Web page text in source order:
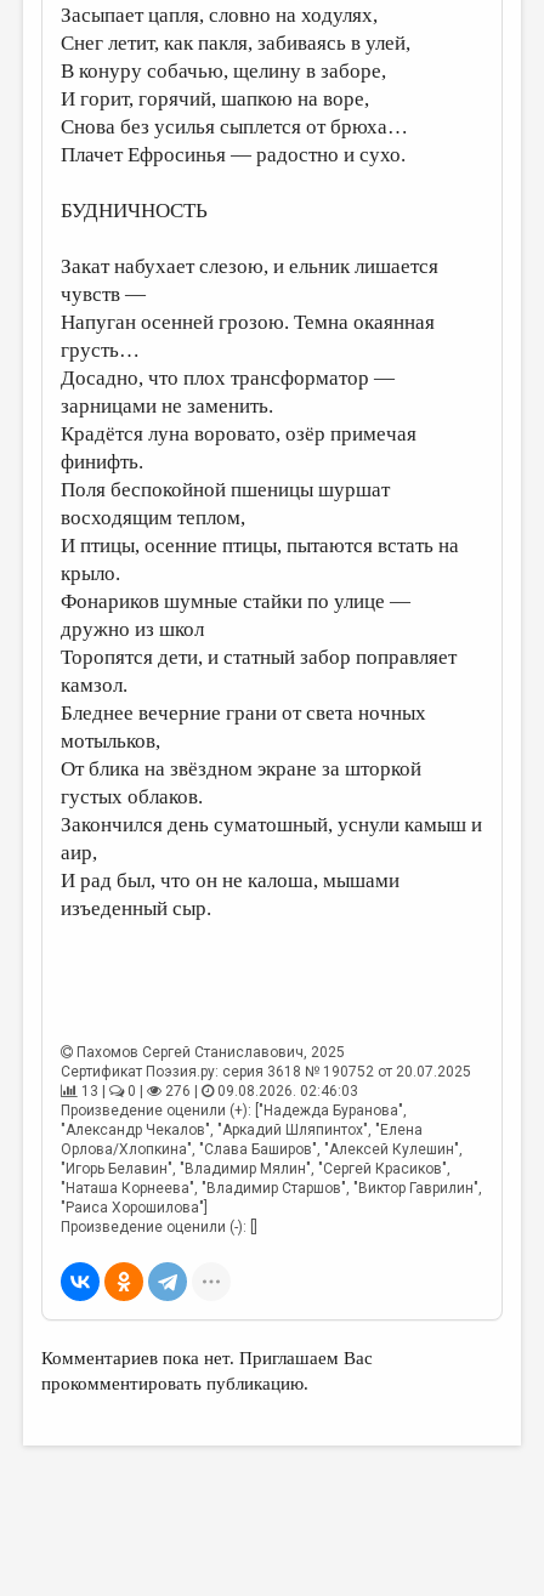
Засыпает цапля, словно на ходулях,
Снег летит, как пакля, забиваясь в улей,
В конуру собачью, щелину в заборе,
И горит, горячий, шапкою на воре,
Снова без усилья сыплется от брюха…
Плачет Ефросинья — радостно и сухо.
БУДНИЧНОСТЬ
Закат набухает слезою, и ельник лишается
чувств —
Напуган осенней грозою. Темна окаянная
грусть…
Досадно, что плох трансформатор —
зарницами не заменить.
Крадётся луна воровато, озёр примечая
финифть.
Поля беспокойной пшеницы шуршат
восходящим теплом,
И птицы, осенние птицы, пытаются встать на
крыло.
Фонариков шумные стайки по улице —
дружно из школ
Торопятся дети, и статный забор поправляет
камзол.
Бледнее вечерние грани от света ночных
мотыльков,
От блика на звёздном экране за шторкой
густых облаков.
Закончился день суматошный, уснули камыш и
аир,
И рад был, что он не калоша, мышами
изъеденный сыр.
Пахомов Сергей Станиславович, 2025
Сертификат Поэзия.ру: серия 3618 № 190752 от 20.07.2025
13 |
0 | 276 |
09.08.2026. 02:46:03
Произведение оценили (+): ["Надежда Буранова",
"Александр Чекалов", "Аркадий Шляпинтох", "Елена
Орлова/Хлопкина", "Слава Баширов", "Алексей Кулешин",
"Игорь Белавин", "Владимир Мялин", "Сергей Красиков",
"Наташа Корнеева", "Владимир Старшов", "Виктор Гаврилин",
"Раиса Хорошилова"]
Произведение оценили (-): []
Комментариев пока нет. Приглашаем Вас
прокомментировать публикацию.